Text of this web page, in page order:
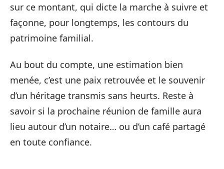
sur ce montant, qui dicte la marche à suivre et
façonne, pour longtemps, les contours du
patrimoine familial.
Au bout du compte, une estimation bien
menée, c’est une paix retrouvée et le souvenir
d’un héritage transmis sans heurts. Reste à
savoir si la prochaine réunion de famille aura
lieu autour d’un notaire… ou d’un café partagé
en toute confiance.